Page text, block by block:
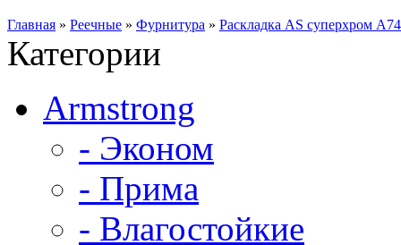
Главная » Реечные » Фурнитура » Раскладка AS суперхром
Категории
Armstrong
- Эконом
- Прима
- Влагостойкие